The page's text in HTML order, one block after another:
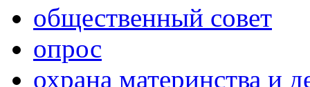
общественный совет
опрос
охрана материнства и